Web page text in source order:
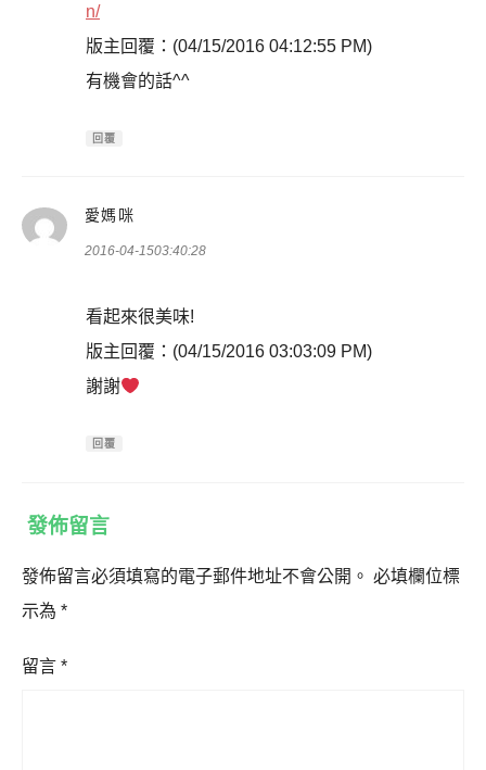
n/
版主回覆：(04/15/2016 04:12:55 PM)
有機會的話^^
回覆
愛媽咪
示:
2016-04-1503:40:28
看起來很美味!
版主回覆：(04/15/2016 03:03:09 PM)
謝謝
回覆
發佈留言
發佈留言必須填寫的電子郵件地址不會公開。 必填欄位標
示為 *
留言 *